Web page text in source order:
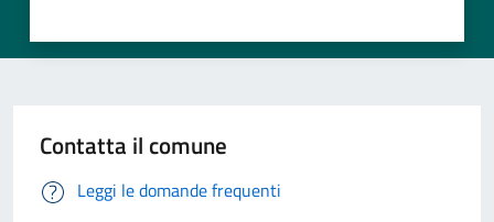
Contatta il comune
Leggi le domande frequenti